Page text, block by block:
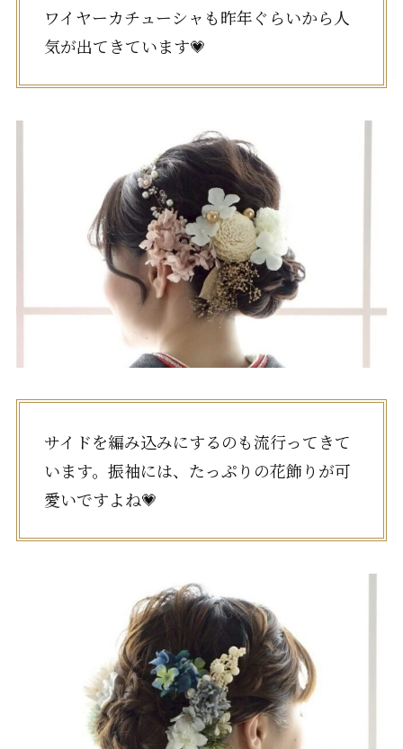
ワイヤーカチューシャも昨年ぐらいから人
気が出てきています💗
サイドを編み込みにするのも流行ってきて
います。振袖には、たっぷりの花飾りが可
愛いですよね💗